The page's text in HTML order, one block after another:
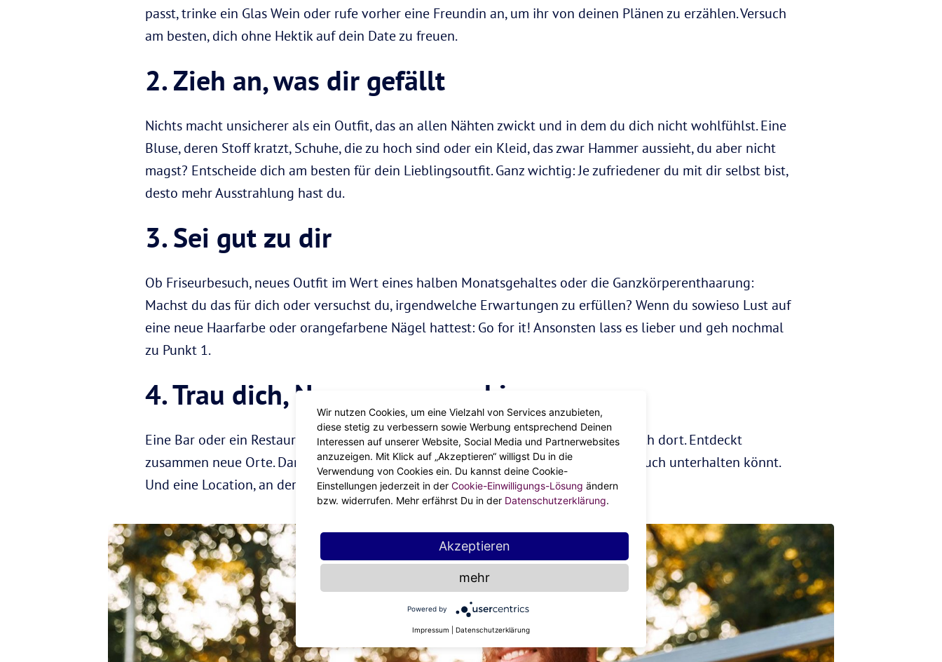
passt, trinke ein Glas Wein oder rufe vorher eine Freundin an, um ihr von deinen Plänen zu erzählen. Versuch
am besten, dich ohne Hektik auf dein Date zu freuen.
2. Zieh an, was dir gefällt
Nichts macht unsicherer als ein Outfit, das an allen Nähten zwickt und in dem du dich nicht wohlfühlst. Eine
Bluse, deren Stoff kratzt, Schuhe, die zu hoch sind oder ein Kleid, das zwar Hammer aussieht, du aber nicht
magst? Entscheide dich am besten für dein Lieblingsoutfit. Ganz wichtig: Je zufriedener du mit dir selbst bist,
desto mehr Ausstrahlung hast du.
3. Sei gut zu dir
Ob Friseurbesuch, neues Outfit im Wert eines halben Monatsgehaltes oder die Ganzkörperenthaarung:
Machst du das für dich oder versuchst du, irgendwelche Erwartungen zu erfüllen? Wenn du sowieso Lust auf
eine neue Haarfarbe oder orangefarbene Nägel hattest: Go for it! Ansonsten lass es lieber und geh nochmal
zu Punkt 1.
4. Trau dich, Neues auszuprobieren
Eine Bar oder ein Restaurant, wo du schon lange hinwolltest? Super! Verabredet euch dort. Entdeckt
zusammen neue Orte. Dann habt ihr gleich ein gemeinsames Erlebnis, über das ihr euch unterhalten könnt.
Und eine Location, an der vielleicht alles begann …
Wir nutzen Cookies, um eine Vielzahl von Services anzubieten,
diese stetig zu verbessern sowie Werbung entsprechend Deinen
Interessen auf unserer Website, Social Media und Partnerwebsites
anzuzeigen. Mit Klick auf „Akzeptieren“ willigst Du in die
Verwendung von Cookies ein. Du kannst deine Cookie-
Einstellungen jederzeit in der Cookie-Einwilligungs-Lösung ändern
bzw. widerrufen. Mehr erfährst Du in der Datenschutzerklärung.
Akzeptieren
mehr
Powered by
Impressum Datenschutzerklärung